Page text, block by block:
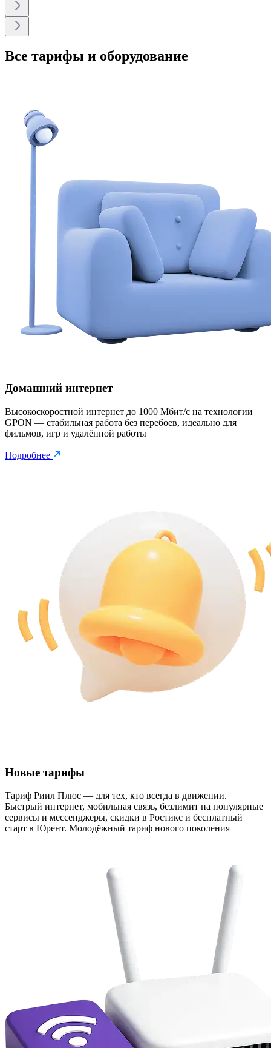
Все тарифы и оборудование
Домашний интернет
Высокоскоростной интернет до 1000 Мбит/с на технологии
GPON — стабильная работа без перебоев, идеально для
фильмов, игр и удалённой работы
Подробнее
Новые тарифы
Тариф Риил Плюс — для тех, кто всегда в движении.
Быстрый интернет, мобильная связь, безлимит на популярные
сервисы и мессенджеры, скидки в Ростикс и бесплатный
старт в Юрент. Молодёжный тариф нового поколения